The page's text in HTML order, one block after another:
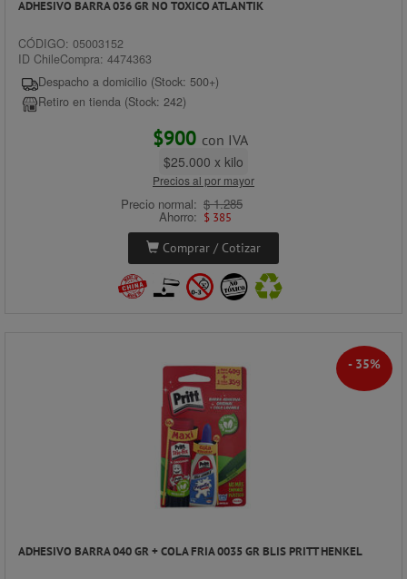
ADHESIVO BARRA 036 GR NO TOXICO ATLANTIK
CÓDIGO: 05003152
ID ChileCompra: 4474363
Despacho a domicilio (Stock: 500+)
Retiro en tienda (Stock: 242)
$900 con IVA
$25.000 x kilo
Precios al por mayor
Precio normal: $ 1.285
Ahorro: $ 385
Comprar / Cotizar
- 35%
ADHESIVO BARRA 040 GR + COLA FRIA 0035 GR BLIS PRITT HENKEL